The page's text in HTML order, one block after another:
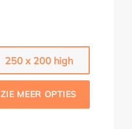
250 x 200 high
ZIE MEER OPTIES